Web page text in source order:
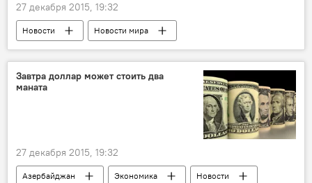
27 декабря 2015, 19:32
Новости Новости мира
Завтра доллар может стоить два
маната
27 декабря 2015, 19:32
Азербайджан Экономика
Новости